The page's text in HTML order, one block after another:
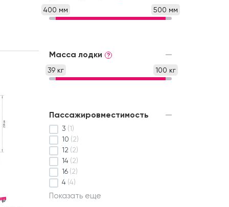
₽
400 мм 500 мм
Масса лодки ?
39 кг 100 кг
Пассажировместимость
3 (1)
10 (2)
12 (2)
14 (2)
16 (2)
4 (4)
Показать еще